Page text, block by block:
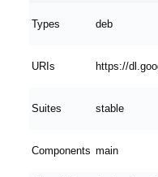
Types deb
URIs https://
Suites stable
Components main